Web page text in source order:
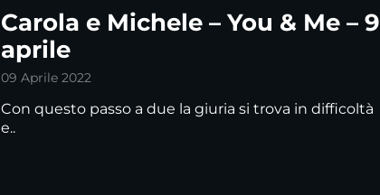
Carola e Michele – You & Me – 9
aprile
09 Aprile 2022
Con questo passo a due la giuria si trova in difficoltà
e..